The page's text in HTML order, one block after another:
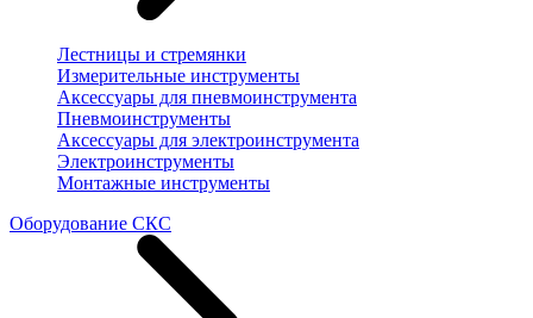
Лестницы и стремянки
Измерительные инструменты
Аксессуары для пневмоинструмента
Пневмоинструменты
Аксессуары для электроинструмента
Электроинструменты
Монтажные инструменты
Оборудование СКС